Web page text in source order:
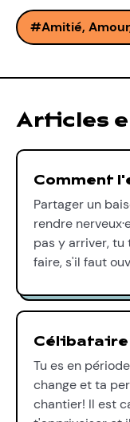
Amitié,
Articles
Comment
Partager un
rendre
pas y arriver,
faire, s'il faut
Célibataire
Tu es en
change et ta
chantier! Il est